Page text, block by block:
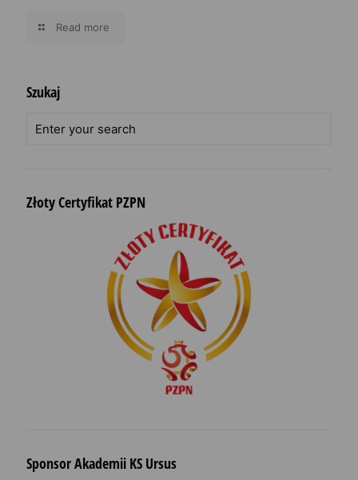
Read more
Szukaj
Złoty Certyfikat PZPN
Sponsor Akademii KS Ursus